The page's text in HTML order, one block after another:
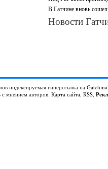
В Гатчине вновь сошел
Новости
индексируемая гиперссылка на
мнением авторов. Карта сайта, RSS,